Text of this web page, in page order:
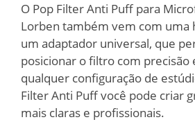
O Pop Filter Anti Puff para
Lorben também vem com uma
um adaptador universal, que
posicionar o filtro com precisão
qualquer configuração de
Filter Anti Puff você pode criar
mais claras e profissionais.